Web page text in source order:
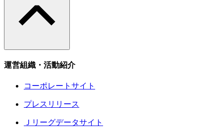
運営組織・活動紹介
コーポレートサイト
プレスリリース
Ｊリーグデータサイト